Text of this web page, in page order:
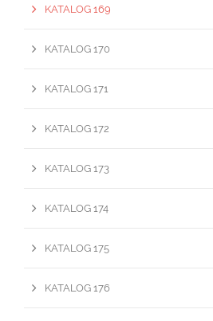
KATALOG 169
KATALOG 170
KATALOG 171
KATALOG 172
KATALOG 173
KATALOG 174
KATALOG 175
KATALOG 176